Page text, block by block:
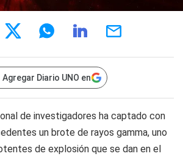
Agregar Diario UNO en
de investigadores ha captado con
un brote de rayos gamma, uno
de explosión que se dan en el